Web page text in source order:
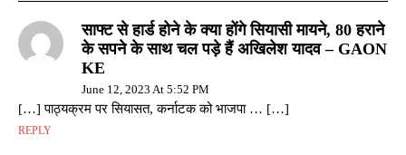
साफ्ट से हार्ड होने के क्या होंगे सियासी मायने, 80 हराने
के सपने के साथ चल पड़े हैं अखिलेश यादव – GAON
KE
June 12, 2023 At 5:52 PM
[…] पाठ्यक्रम पर सियासत, कर्नाटक को भाजपा … […]
REPLY